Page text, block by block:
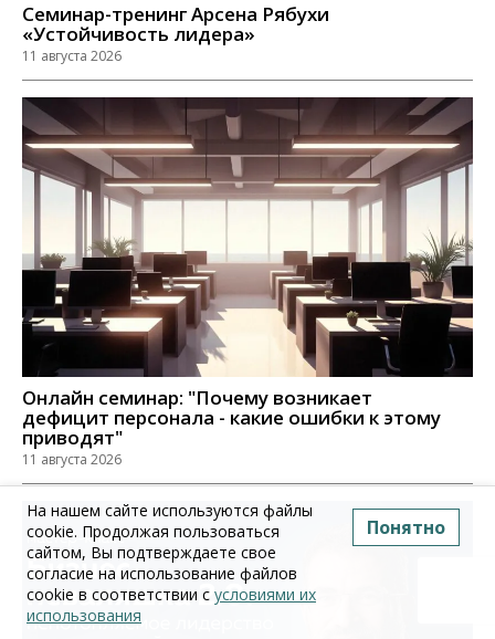
Семинар-тренинг Арсена Рябухи
«Устойчивость лидера»
11 августа 2026
Онлайн семинар: "Почему возникает
дефицит персонала - какие ошибки к этому
приводят"
11 августа 2026
На нашем сайте используются файлы
cookie. Продолжая пользоваться
сайтом, Вы подтверждаете свое
согласие на использование файлов
cookie в соответствии с условиями их
использования
Понятно